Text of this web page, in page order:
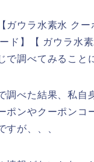
ガウラ水素水 ク
ド】【 ガウラ水
で調べてみること
調べた結果、私自
ポンやクーポンコ
すが、、、